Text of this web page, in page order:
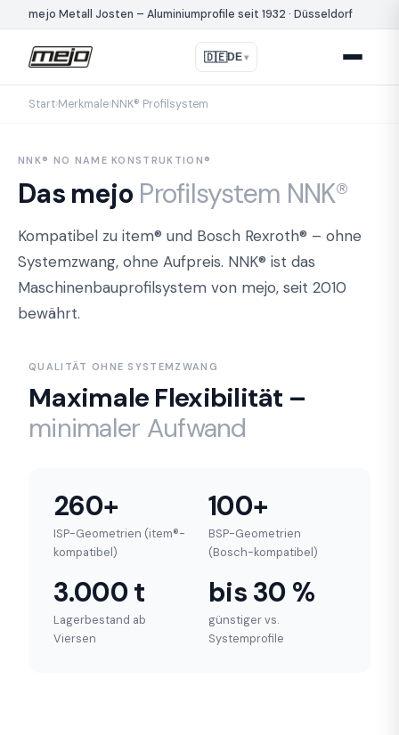
mejo Metall Josten – Aluminiumprofile seit 1932 · Düsseldorf
🇩🇪DE ▾
Start›Merkmale›NNK® Profilsystem
NNK® NO NAME KONSTRUKTION®
Das mejo Profilsystem NNK®
Kompatibel zu item® und Bosch Rexroth® – ohne
Systemzwang, ohne Aufpreis. NNK® ist das
Maschinenbauprofilsystem von mejo, seit 2010
bewährt.
QUALITÄT OHNE SYSTEMZWANG
Maximale Flexibilität –
minimaler Aufwand
260+
ISP-Geometrien (item®-
kompatibel)
100+
BSP-Geometrien
(Bosch-kompatibel)
3.000 t
Lagerbestand ab
Viersen
bis 30 %
günstiger vs.
Systemprofile